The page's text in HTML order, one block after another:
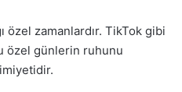
özel zamanlardır. TikTok gibi
özel günlerin ruhunu